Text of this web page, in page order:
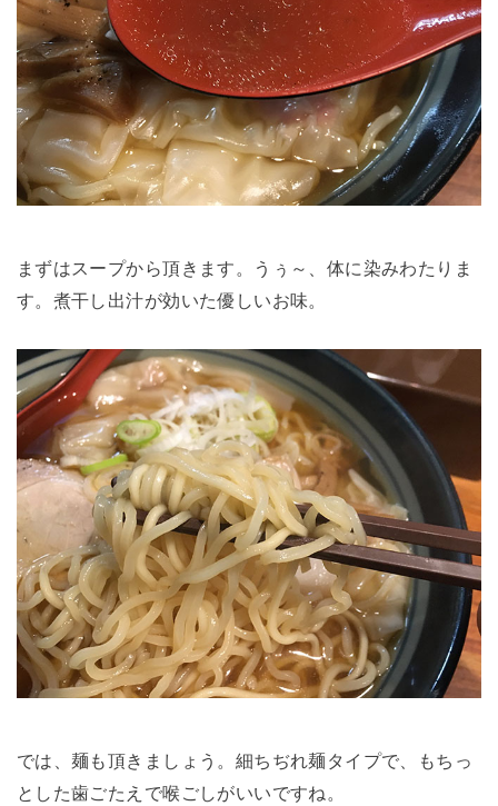
まずはスープから頂きます。うぅ～、体に染みわたりま
す。煮干し出汁が効いた優しいお味。
では、麺も頂きましょう。細ちぢれ麺タイプで、もちっ
とした歯ごたえで喉ごしがいいですね。